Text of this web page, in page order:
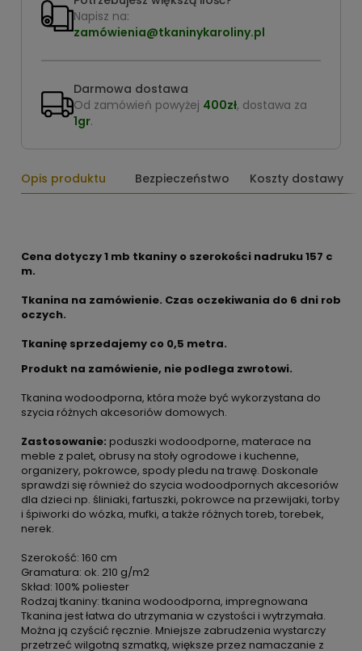
Napisz na:
zamówienia@tkaninykaroliny.pl
Darmowa dostawa
Od zamówień powyżej 400zł, dostawa za
1gr.
Opis produktu Bezpieczeństwo Koszty dostawy
Cena dotyczy 1 mb tkaniny o szerokości nadruku 157 c
m.
Tkanina na zamówienie. Czas oczekiwania do 6 dni rob
oczych.
Tkaninę sprzedajemy co 0,5 metra.
Produkt na zamówienie, nie podlega zwrotowi.
Tkanina wodoodporna, która może być wykorzystana do
szycia różnych akcesoriów domowych.
Zastosowanie: poduszki wodoodporne, materace na
meble z palet, obrusy na stoły ogrodowe i kuchenne,
organizery, pokrowce, spody pledu na trawę. Doskonale
sprawdzi się również do szycia wodoodpornych akcesoriów
dla dzieci np. śliniaki, fartuszki, pokrowce na przewijaki, torby
i śpiworki do wózka, mufki, a także różnych toreb, torebek,
nerek.
Szerokość: 160 cm
Gramatura: ok. 210 g/m2
Skład: 100% poliester
Rodzaj tkaniny: tkanina wodoodporna, impregnowana
Tkanina jest łatwa do utrzymania w czystości i wytrzymała.
Można ją czyścić ręcznie. Mniejsze zabrudzenia wystarczy
przetrzeć wilgotną szmatką, większe przez namaczanie z